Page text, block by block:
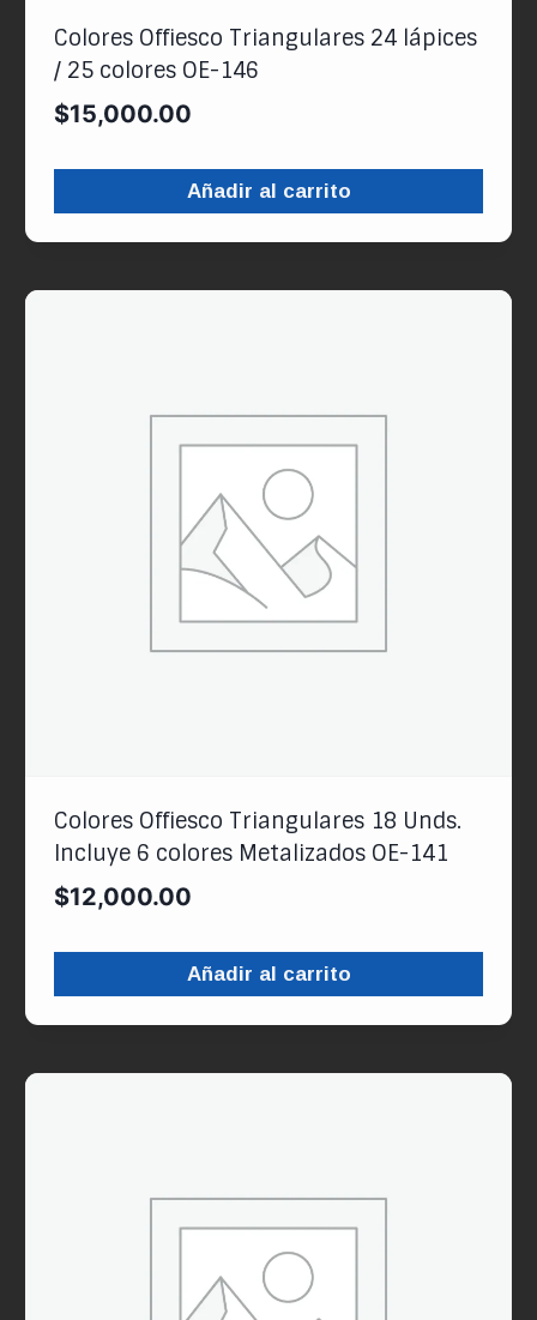
Colores Offiesco Triangulares 24 lápices
/ 25 colores OE-146
$15,000.00
Añadir al carrito
Colores Offiesco Triangulares 18 Unds.
Incluye 6 colores Metalizados OE-141
$12,000.00
Añadir al carrito